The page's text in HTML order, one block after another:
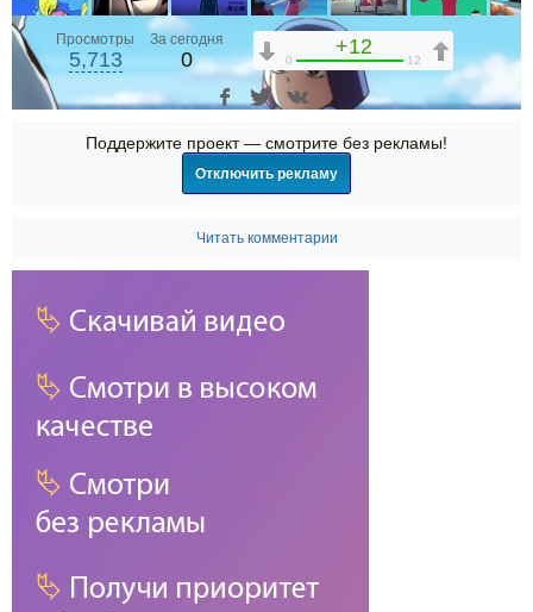
00:00
15:38
2x
1.75x
1.5x
0.75x
0.5x
-5%
Просмотры
5,713
За сегодня
0
+12
0 12
Поддержите проект — смотрите без рекламы!
Отключить рекламу
Читать комментарии